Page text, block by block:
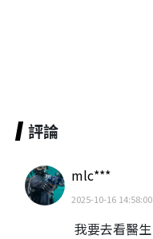
評論
mlc***
2025-10-16 14:58:00
我要去看醫生